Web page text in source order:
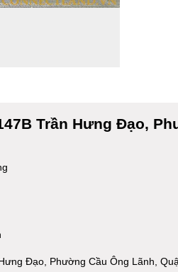
Trần Hưng Đạo,
Đạo, Phường Cầu Ông Lãnh,